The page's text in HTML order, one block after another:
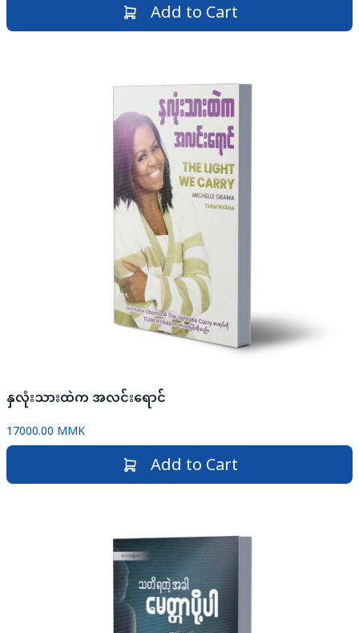
Add to Cart
နှလုံးသားထဲက အလင်းရောင်
17000.00 MMK
Add to Cart